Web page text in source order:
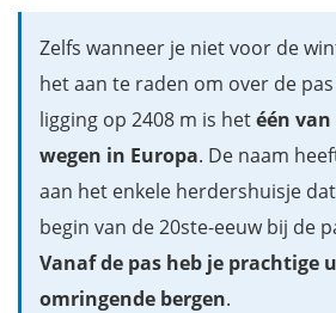
Zelfs wanneer je niet voor de
het aan te raden om over de
ligging op 2408 m is hetéén
wegen in Europa. De naam
aan het enkele herdershuisje
begin van de 20ste-eeuw bij de
Vanaf de pas heb je prachtige
omringende bergen.